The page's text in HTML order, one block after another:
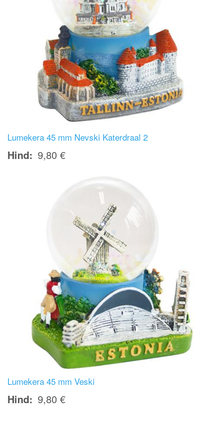
Lumekera 45 mm Nevski Katerdraal 2
Hind 9,80 €
Lumekera 45 mm Veski
Hind 9,80 €